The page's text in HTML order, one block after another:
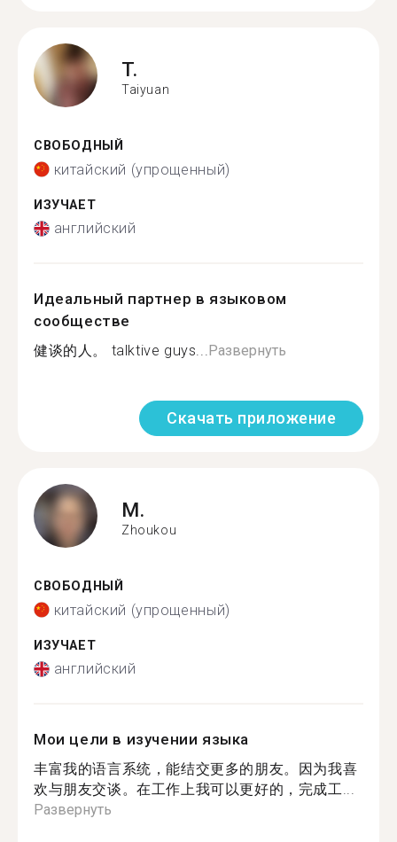
T.
Taiyuan
СВОБОДНЫЙ
китайский (упрощенный)
ИЗУЧАЕТ
английский
Идеальный партнер в языковом
сообществе
健谈的人。 talktive guys...Развернуть
Скачать приложение
M.
Zhoukou
СВОБОДНЫЙ
китайский (упрощенный)
ИЗУЧАЕТ
английский
Мои цели в изучении языка
丰富我的语言系统，能结交更多的朋友。因为我喜
欢与朋友交谈。在工作上我可以更好的，完成工...
Развернуть